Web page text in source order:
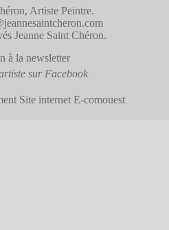
Artiste Peintre.
Jeanne Saint Chéron.
à la newsletter
sur Facebook
Site internet E-comouest